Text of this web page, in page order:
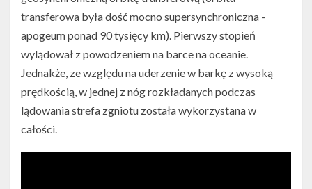
transferowa była dość mocno supersynchroniczna -
apogeum ponad 90 tysięcy km). Pierwszy stopień
wylądował z powodzeniem na barce na oceanie.
Jednakże, ze względu na uderzenie w barkę z wysoką
prędkością, w jednej z nóg rozkładanych podczas
lądowania strefa zgniotu została wykorzystana w
całości.